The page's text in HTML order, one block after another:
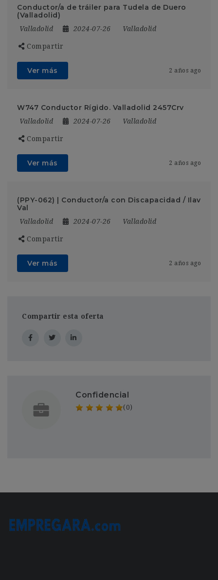
Conductor/a de tráiler para Tudela de Duero
(Valladolid)
Valladolid 2024-07-26 Valladolid
Compartir
Ver más 2 años ago
W747 Conductor Rígido. Valladolid 2457Crv
Valladolid 2024-07-26 Valladolid
Compartir
Ver más 2 años ago
(PPY-062) | Conductor/a con Discapacidad / Ilav
Val
Valladolid 2024-07-26 Valladolid
Compartir
Ver más 2 años ago
Compartir esta oferta
Confidencial
(0)